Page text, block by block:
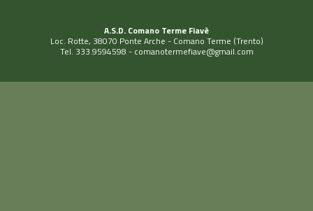
A.S.D. Comano Terme Fiavè
Loc. Rotte, 38070 Ponte Arche - Comano Terme (Trento)
Tel. 333.9594598 - comanotermefiave@gmail.com